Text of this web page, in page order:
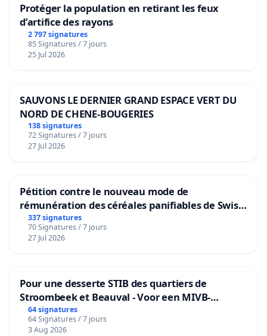
Protéger la population en retirant les feux
d’artifice des rayons
2 797 signatures
85 Signatures / 7 jours
25 Jul 2026
SAUVONS LE DERNIER GRAND ESPACE VERT DU
NORD DE CHENE-BOUGERIES
138 signatures
72 Signatures / 7 jours
27 Jul 2026
Pétition contre le nouveau mode de
rémunération des céréales panifiables de Swiss
granum basé sur la teneur en protéines
337 signatures
70 Signatures / 7 jours
27 Jul 2026
Pour une desserte STIB des quartiers de
Stroombeek et Beauval - Voor een MIVB-
bediening van de wijken Strombeek en Het
Voor
64 signatures
64 Signatures / 7 jours
3 Aug 2026